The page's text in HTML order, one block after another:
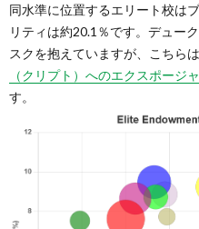
同水準に位置するエリート校は
リティは約20.1％です。デュー
スクを抱えていますが、こちらは
（クリプト）へのエクスポージ
す。